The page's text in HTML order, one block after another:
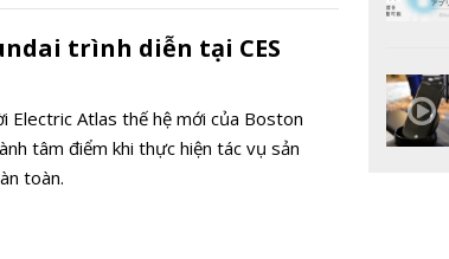
trình diễn tại CES
Electric Atlas thế hệ mới của Boston
tâm điểm khi thực hiện tác vụ sản
toàn.